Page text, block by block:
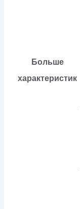
Больше
характеристик